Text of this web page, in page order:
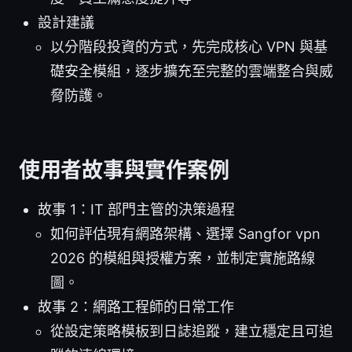
設計建議
以分階段投資的方式，先完成核心 VPN 與基
礎安全模組，逐步擴充至完整的雲端整合與威
脅防護。
使用者故事與實作案例
故事 1：IT 部門主管的決策過程
如何評估現有網路架構、選擇 Sangfor vpn
2026 的模組與授權方案，並制定實施路線
圖。
故事 2：網路工程師的日常工作
從設定策略模板到日誌追蹤，建立穩定且可追